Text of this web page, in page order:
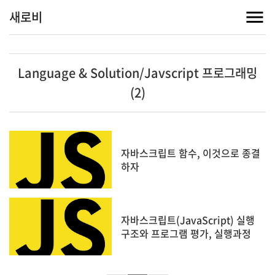
새로비
Language & Solution/Javscript 프로그래밍
(2)
자바스크립트 함수, 이것으로 종결
하자
자바스크립트(JavaScript) 실행
구조와 프로그램 평가, 실행과정